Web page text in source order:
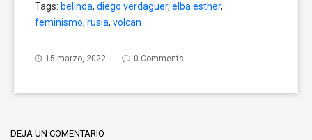
Twitter
(Opens
in
Facebook
(Opens
in
Google+
(Opens
in
Tags: belinda, diego verdaguer, elba esther,
feminismo, rusia, volcan
15 marzo, 2022 0 Comments
DEJA UN COMENTARIO